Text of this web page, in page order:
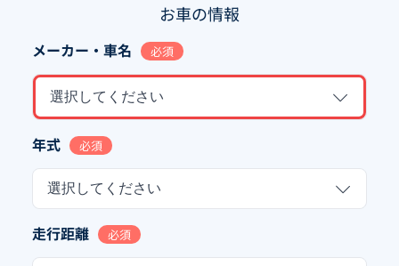
お車の情報
メーカー・車名 必須
選択してください
年式 必須
選択してください
走行距離 必須